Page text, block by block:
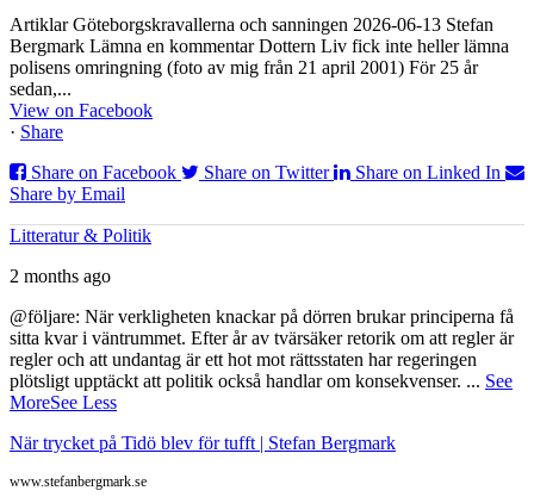
Artiklar Göteborgskravallerna och sanningen 2026-06-13 Stefan
Bergmark Lämna en kommentar Dottern Liv fick inte heller lämna
polisens omringning (foto av mig från 21 april 2001) För 25 år
sedan,...
View on Facebook
· Share
Share on Facebook
Share on Twitter
Share on Linked In
Share by Email
Litteratur & Politik
2 months ago
@följare: När verkligheten knackar på dörren brukar principerna få
sitta kvar i väntrummet. Efter år av tvärsäker retorik om att regler är
regler och att undantag är ett hot mot rättsstaten har regeringen
plötsligt upptäckt att politik också handlar om konsekvenser. ... See
MoreSee Less
När trycket på Tidö blev för tufft | Stefan Bergmark
www.stefanbergmark.se